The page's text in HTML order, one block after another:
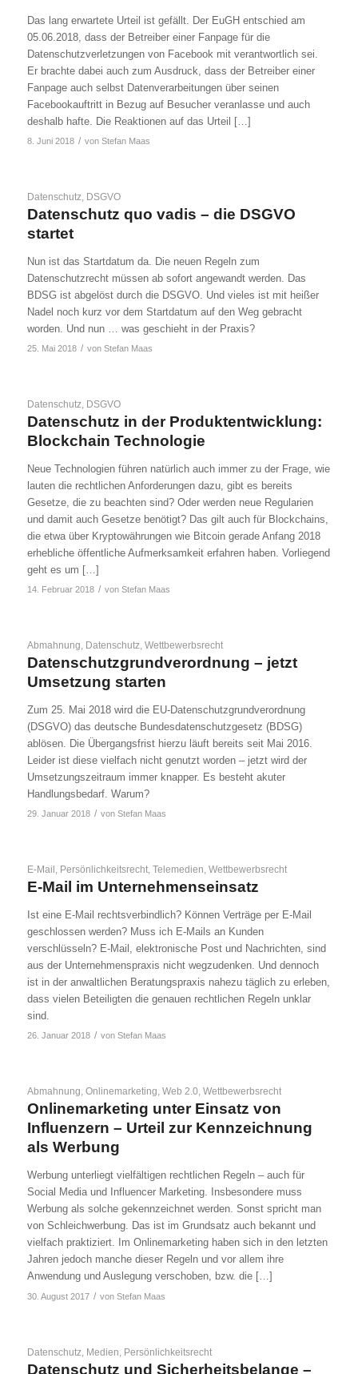
Das lang erwartete Urteil ist gefällt. Der EuGH entschied am
05.06.2018, dass der Betreiber einer Fanpage für die
Datenschutzverletzungen von Facebook mit verantwortlich sei.
Er brachte dabei auch zum Ausdruck, dass der Betreiber einer
Fanpage auch selbst Datenverarbeitungen über seinen
Facebookauftritt in Bezug auf Besucher veranlasse und auch
deshalb hafte. Die Reaktionen auf das Urteil […]
8. Juni 2018 / von Stefan Maas
Datenschutz, DSGVO
Datenschutz quo vadis – die DSGVO
startet
Nun ist das Startdatum da. Die neuen Regeln zum
Datenschutzrecht müssen ab sofort angewandt werden. Das
BDSG ist abgelöst durch die DSGVO. Und vieles ist mit heißer
Nadel noch kurz vor dem Startdatum auf den Weg gebracht
worden. Und nun … was geschieht in der Praxis?
25. Mai 2018 / von Stefan Maas
Datenschutz, DSGVO
Datenschutz in der Produktentwicklung:
Blockchain Technologie
Neue Technologien führen natürlich auch immer zu der Frage, wie
lauten die rechtlichen Anforderungen dazu, gibt es bereits
Gesetze, die zu beachten sind? Oder werden neue Regularien
und damit auch Gesetze benötigt? Das gilt auch für Blockchains,
die etwa über Kryptowährungen wie Bitcoin gerade Anfang 2018
erhebliche öffentliche Aufmerksamkeit erfahren haben. Vorliegend
geht es um […]
14. Februar 2018 / von Stefan Maas
Abmahnung Datenschutz, Wettbewerbsrecht
Datenschutzgrundverordnung – jetzt
Umsetzung starten
Zum 25. Mai 2018 wird die EU-Datenschutzgrundverordnung
(DSGVO) das deutsche Bundesdatenschutzgesetz (BDSG)
ablösen. Die Übergangsfrist hierzu läuft bereits seit Mai 2016.
Leider ist diese vielfach nicht genutzt worden – jetzt wird der
Umsetzungszeitraum immer knapper. Es besteht akuter
Handlungsbedarf. Warum?
29. Januar 2018 / von Stefan Maas
E-Mail Persönlichkeitsrecht, Telemedien Wettbewerbsrecht
E-Mail im Unternehmenseinsatz
Ist eine E-Mail rechtsverbindlich? Können Verträge per E-Mail
geschlossen werden? Muss ich E-Mails an Kunden
verschlüsseln? E-Mail, elektronische Post und Nachrichten, sind
aus der Unternehmenspraxis nicht wegzudenken. Und dennoch
ist in der anwaltlichen Beratungspraxis nahezu täglich zu erleben,
dass vielen Beteiligten die genauen rechtlichen Regeln unklar
sind.
26. Januar 2018 / von Stefan Maas
Abmahnung Onlinemarketing Web 2.0 Wettbewerbsrecht
Onlinemarketing unter Einsatz von
Influenzern – Urteil zur Kennzeichnung
als Werbung
Werbung unterliegt vielfältigen rechtlichen Regeln – auch für
Social Media und Influencer Marketing. Insbesondere muss
Werbung als solche gekennzeichnet werden. Sonst spricht man
von Schleichwerbung. Das ist im Grundsatz auch bekannt und
vielfach praktiziert. Im Onlinemarketing haben sich in den letzten
Jahren jedoch manche dieser Regeln und vor allem ihre
Anwendung und Auslegung verschoben, bzw. die […]
30. August 2017 / von Stefan Maas
Datenschutz, Medien Persönlichkeitsrecht
Datenschutz und Sicherheitsbelange –